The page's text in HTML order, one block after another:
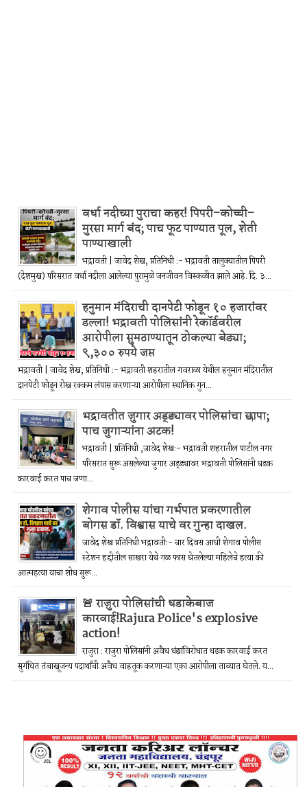
वर्धा नदीच्या पुराचा कहर! पिपरी–कोच्ची–
मुरसा मार्ग बंद; पाच फूट पाण्यात पूल, शेती
पाण्याखाली
भद्रावती | जावेद शेख, प्रतिनिधी :- भद्रावती तालुक्यातील पिपरी
(देशमुख) परिसरात वर्धा नदीला आलेल्या पुरामुळे जनजीवन विस्कळीत झाले आहे. दि. ३...
हनुमान मंदिराची दानपेटी फोडून १० हजारांवर
डल्ला! भद्रावती पोलिसांनी रेकॉर्डवरील
आरोपीला सुमठाण्यातून ठोकल्या बेड्या;
९,३०० रुपये जप्त
भद्रावती | जावेद शेख, प्रतिनिधी :- भद्रावती शहरातील गवराळा येथील हनुमान मंदिरातील
दानपेटी फोडून रोख रक्कम लंपास करणाऱ्या आरोपीला स्थानिक गुन...
भद्रावतीत जुगार अड्ड्यावर पोलिसांचा छापा;
पाच जुगाऱ्यांना अटक!
भद्रावती | प्रतिनिधी ,जावेद शेख:- भद्रावती शहरातील पाटील नगर
परिसरात सुरू असलेल्या जुगार अड्ड्यावर भद्रावती पोलिसांनी धडक
कारवाई करत पाच जणा...
शेगाव पोलीस यांचा गर्भपात प्रकरणातील
बोगस डॉ. विश्वास याचे वर गुन्हा दाखल.
जावेद शेख प्रतिनिधी भद्रावती:- चार दिवस आधी शेगाव पोलीस
स्टेशन हद्दीतील साखरा येथे गळ फास घेतलेल्या महिलेचे हत्या की
आत्महत्या याचा शोध सुरू...
🚨 राजुरा पोलिसांची धडाकेबाज
कारवाई!Rajura Police's explosive
action!
राजुरा : राजुरा पोलिसांनी अवैध धंद्यांविरोधात धडक कारवाई करत
सुगंधित तंबाखूजन्य पदार्थांची अवैध वाहतूक करणाऱ्या एका आरोपीला ताब्यात घेतले. य...